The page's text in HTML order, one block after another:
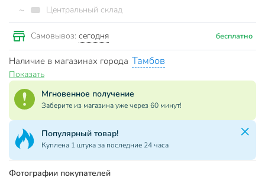
~ Центральный склад
Самовывоз: сегодня бесплатно
Наличие в магазинах города Тамбов
Показать
Мгновенное получение
Заберите из магазина уже через 60 минут!
Популярный товар!
Куплена 1 штука за последние 24 часа
Фотографии покупателей